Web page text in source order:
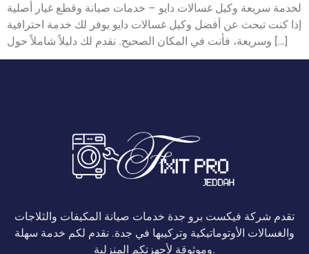
لخدمة سريعة وكيل غسالات دايو – خدمات صيانة وقطع غيار أصلية
إذا كنت تبحث عن أفضل وكيل غسالات دايو يوفر لك خدمة احترافية
وسريعة، فأنت في المكان الصحيح. نقدم لك دليلاً شاملاً حول […]
تقدم شركة فيكست برو جدة خدمات صيانة المكيفات والثلاجات
والغسالات الأوتوماتيكية وتركيبها في جدة. نقدم لكم خدمة سهلة
وموثوقة لأجهزتكم المنزلية.